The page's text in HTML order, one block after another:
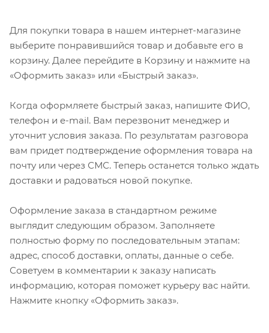
Для покупки товара в нашем интернет-магазине
выберите понравившийся товар и добавьте его в
корзину. Далее перейдите в Корзину и нажмите на
«Оформить заказ» или «Быстрый заказ».
Когда оформляете быстрый заказ, напишите ФИО,
телефон и e-mail. Вам перезвонит менеджер и
уточнит условия заказа. По результатам разговора
вам придет подтверждение оформления товара на
почту или через СМС. Теперь останется только ждать
доставки и радоваться новой покупке.
Оформление заказа в стандартном режиме
выглядит следующим образом. Заполняете
полностью форму по последовательным этапам:
адрес, способ доставки, оплаты, данные о себе.
Советуем в комментарии к заказу написать
информацию, которая поможет курьеру вас найти.
Нажмите кнопку «Оформить заказ».